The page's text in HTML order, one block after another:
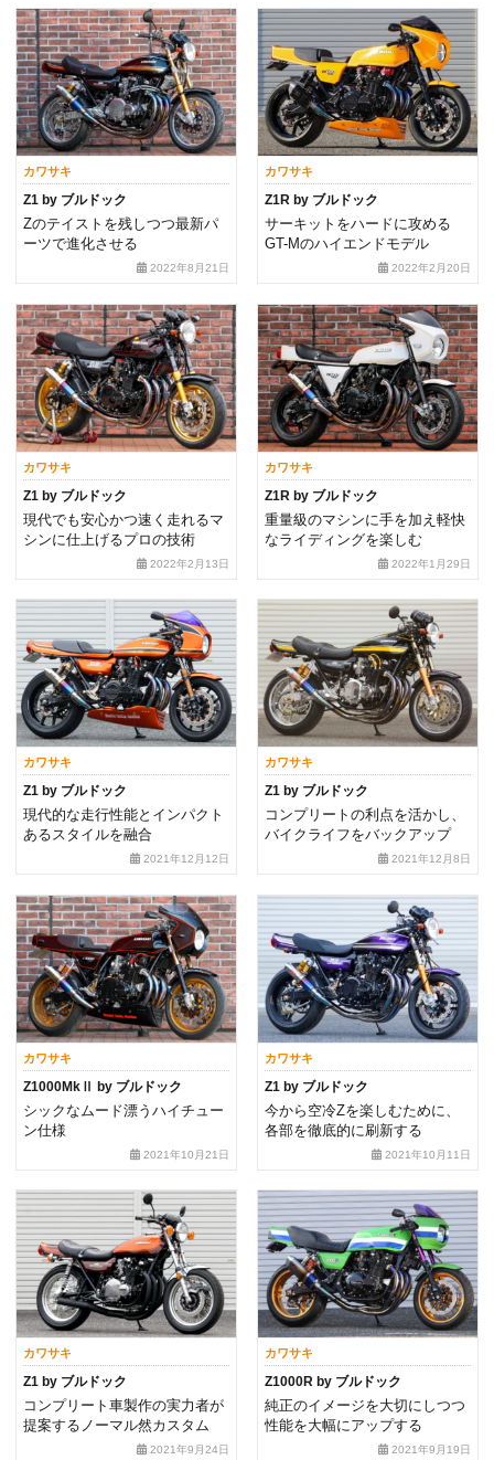
カワサキ
Z1 by ブルドック
Zのテイストを残しつつ最新パ
ーツで進化させる
2022年8月21日
カワサキ
Z1R by ブルドック
サーキットをハードに攻める
GT-Mのハイエンドモデル
2022年2月20日
カワサキ
Z1 by ブルドック
現代でも安心かつ速く走れるマ
シンに仕上げるプロの技術
2022年2月13日
カワサキ
Z1R by ブルドック
重量級のマシンに手を加え軽快
なライディングを楽しむ
2022年1月29日
カワサキ
Z1 by ブルドック
現代的な走行性能とインパクト
あるスタイルを融合
2021年12月12日
カワサキ
Z1 by ブルドック
コンプリートの利点を活かし、
バイクライフをバックアップ
2021年12月8日
カワサキ
Z1000MkⅡ by ブルドック
シックなムード漂うハイチュー
ン仕様
2021年10月21日
カワサキ
Z1 by ブルドック
今から空冷Zを楽しむために、
各部を徹底的に刷新する
2021年10月11日
カワサキ
Z1 by ブルドック
コンプリート車製作の実力者が
提案するノーマル然カスタム
2021年9月24日
カワサキ
Z1000R by ブルドック
純正のイメージを大切にしつつ
性能を大幅にアップする
2021年9月19日